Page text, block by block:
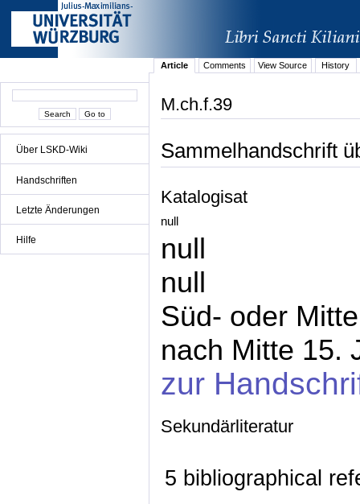
Über LSKD-Wiki
Handschriften
Letzte Änderungen
Hilfe
Article Comments View Source History
M.ch.f.39
Sammelhandschrift
Katalogisat
null
null
null
Süd- oder
nach Mitte 15.
zur
Sekundärliteratur
5 bibliographical